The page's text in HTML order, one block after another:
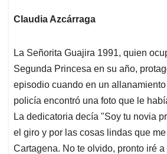
Claudia Azcárraga
La Señorita Guajira 1991, quien
Segunda Princesa en su año,
episodio cuando en un
policía encontró una foto que le
La dedicatoria decía "Soy tu novia
el giro y por las cosas lindas que
Cartagena. No te olvido, pronto iré